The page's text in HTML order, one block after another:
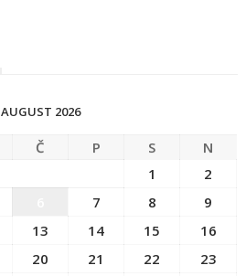
AUGUST 2026
Č P S
N
1
2
7 8
9
13 14 15
16
20 21 22
23